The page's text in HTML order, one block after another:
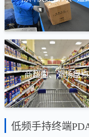
商超内、外场盘点
低频手持终端